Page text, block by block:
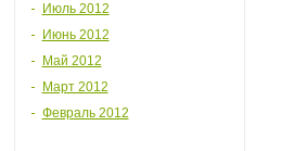
Июль 2012
Июнь 2012
Май 2012
Март 2012
Февраль 2012